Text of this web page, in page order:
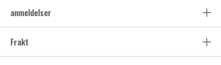
anmeldelser
Frakt